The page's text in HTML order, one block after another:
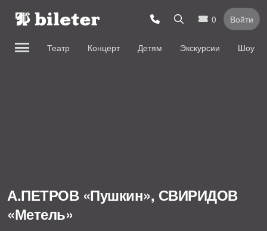
0 Войти
Театр Концерт Детям Экскурсии Шоу
А.ПЕТРОВ «Пушкин», СВИРИДОВ
«Метель»